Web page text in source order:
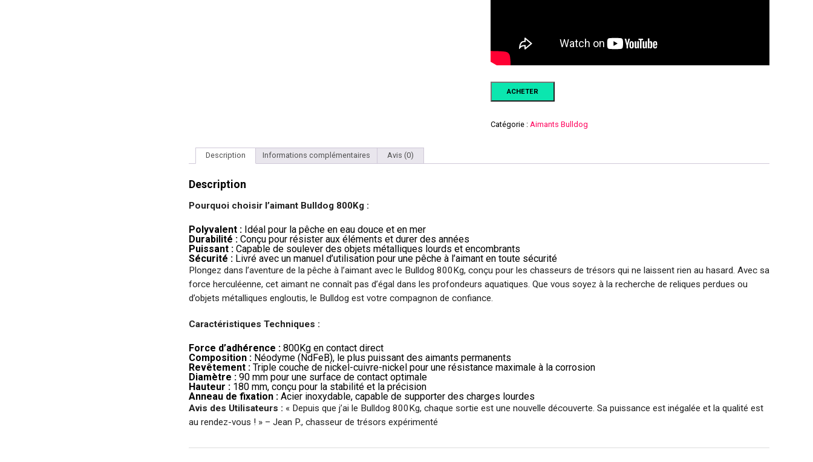
ACHETER
Catégorie : Aimants Bulldog
Description Informations complémentaires Avis (0)
Description
Pourquoi choisir l’aimant Bulldog 800Kg :
Polyvalent : Idéal pour la pêche en eau douce et en mer
Durabilité : Conçu pour résister aux éléments et durer des années
Puissant : Capable de soulever des objets métalliques lourds et encombrants
Sécurité : Livré avec un manuel d’utilisation pour une pêche à l’aimant en toute sécurité
Plongez dans l’aventure de la pêche à l’aimant avec le Bulldog 800Kg, conçu pour les chasseurs de trésors qui ne laissent rien au hasard. Avec sa
force herculéenne, cet aimant ne connaît pas d’égal dans les profondeurs aquatiques. Que vous soyez à la recherche de reliques perdues ou
d’objets métalliques engloutis, le Bulldog est votre compagnon de confiance.
Caractéristiques Techniques :
Force d’adhérence : 800Kg en contact direct
Composition : Néodyme (NdFeB), le plus puissant des aimants permanents
Revêtement : Triple couche de nickel-cuivre-nickel pour une résistance maximale à la corrosion
Diamètre : 90 mm pour une surface de contact optimale
Hauteur : 180 mm, conçu pour la stabilité et la précision
Anneau de fixation : Acier inoxydable, capable de supporter des charges lourdes
Avis des Utilisateurs : « Depuis que j’ai le Bulldog 800Kg, chaque sortie est une nouvelle découverte. Sa puissance est inégalée et la qualité est
au rendez-vous ! » – Jean P., chasseur de trésors expérimenté